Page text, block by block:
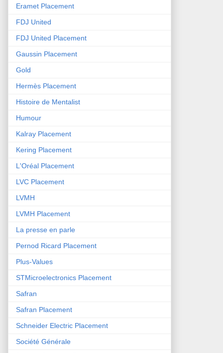
Eramet Placement
FDJ United
FDJ United Placement
Gaussin Placement
Gold
Hermès Placement
Histoire de Mentalist
Humour
Kalray Placement
Kering Placement
L'Oréal Placement
LVC Placement
LVMH
LVMH Placement
La presse en parle
Pernod Ricard Placement
Plus-Values
STMicroelectronics Placement
Safran
Safran Placement
Schneider Electric Placement
Société Générale